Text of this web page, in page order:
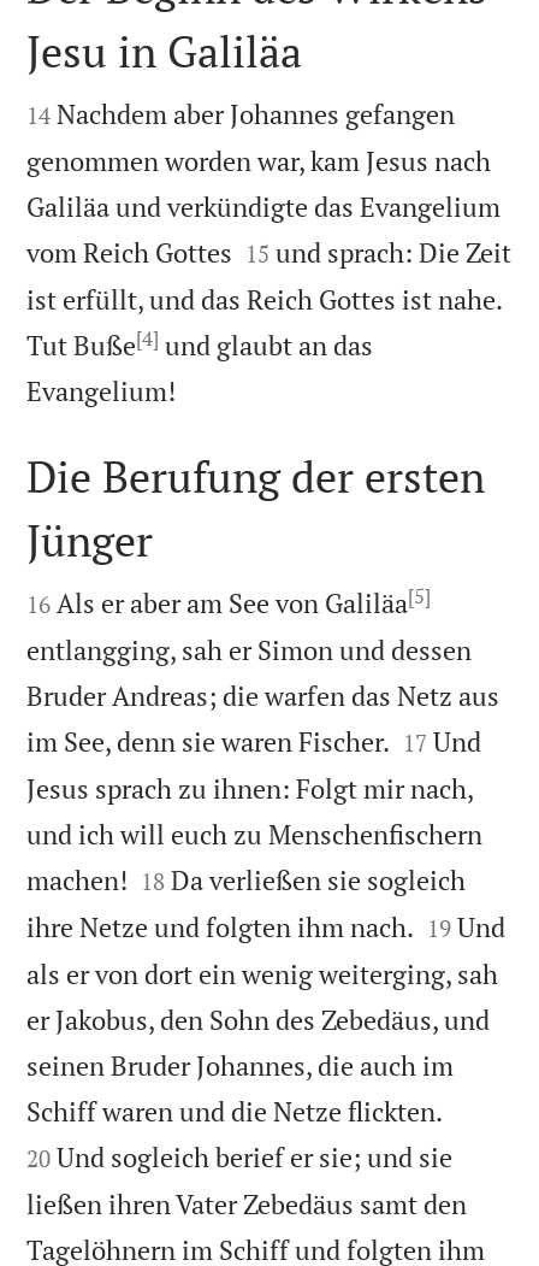

Jesu in Galiläa

14 Nachdem aber Johannes gefangen
genommen worden war, kam Jesus nach
Galiläa und verkündigte das Evangelium
vom Reich Gottes 

15 und sprach: Die Zeit
ist erfüllt, und das Reich Gottes ist nahe.
Tut Buße[4] und glaubt an das
Evangelium!

Die Berufung der ersten
Jünger

16 Als er aber am See von Galiläa[5]
entlangging, sah er Simon und dessen
Bruder Andreas; die warfen das Netz aus
im See, denn sie waren Fischer. 

17 Und
Jesus sprach zu ihnen: Folgt mir nach,
und ich will euch zu Menschenfischern
machen! 

18 Da verließen sie sogleich
ihre Netze und folgten ihm nach. 

19 Und
als er von dort ein wenig weiterging, sah
er Jakobus, den Sohn des Zebedäus, und
seinen Bruder Johannes, die auch im
Schiff waren und die Netze flickten.
20 Und sogleich berief er sie; und sie
ließen ihren Vater Zebedäus samt den
Tagelöhnern im Schiff und folgten ihm